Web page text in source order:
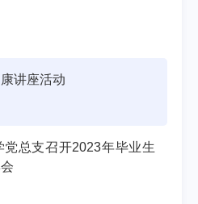
讲座活动
总支召开2023年毕业生